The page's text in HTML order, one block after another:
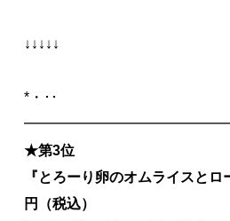
↓↓↓↓↓
*・･･
★第3位
『とろーり卵のオムライスとロ
円（税込）